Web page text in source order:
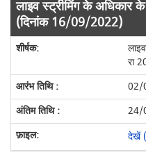
लाइव स्ट्रीमिंग के अधिकार
(दिनांक 16/09/2022)
रा
02/
24/
देखें